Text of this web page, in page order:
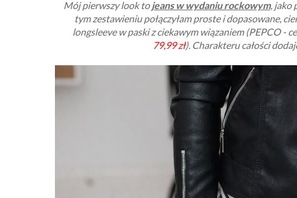
Mój pierwszy look tojeans w wydaniu rockowym, jako
tym zestawieniu połączyłam proste i dopasowane,
longsleeve w paski z ciekawym wiązaniem (PEPCO -
79,99zł). Charakteru całości